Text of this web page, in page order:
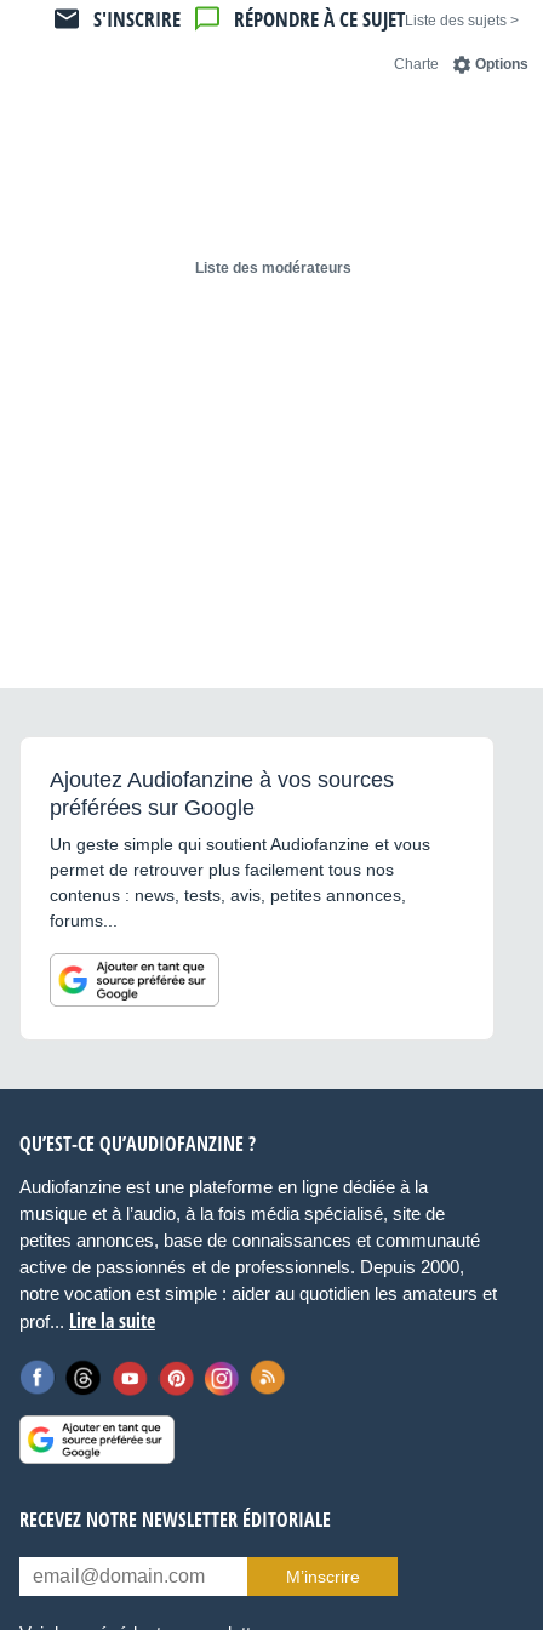
< Liste des sujets
RÉPONDRE À CE SUJET
S'INSCRIRE
Options
Charte
Liste des modérateurs
Ajoutez Audiofanzine à vos sources
préférées sur Google
Un geste simple qui soutient Audiofanzine et vous
permet de retrouver plus facilement tous nos
contenus : news, tests, avis, petites annonces,
forums...
QU’EST-CE QU’AUDIOFANZINE ?
Audiofanzine est une plateforme en ligne dédiée à la
musique et à l’audio, à la fois média spécialisé, site de
petites annonces, base de connaissances et communauté
active de passionnés et de professionnels. Depuis 2000,
notre vocation est simple : aider au quotidien les amateurs et
prof... Lire la suite
RECEVEZ NOTRE NEWSLETTER ÉDITORIALE
M’inscrire